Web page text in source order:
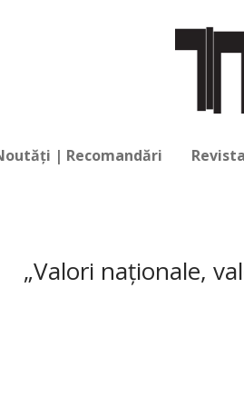
| Recomandări
„Valori naţionale,